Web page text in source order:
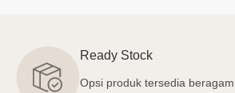
Ready Stock
Opsi produk tersedia